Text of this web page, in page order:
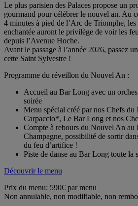
Le plus parisien des Palaces propose un
gourmand pour célébrer le nouvel an. Au
4 minutes à pied de l’Arc de Triomphe,
enchantée auront le privilège de voir les
depuis l’Avenue Hoche.
Avant le passage à l’année 2026, passez
cette Saint Sylvestre !
Programme du réveillon du Nouvel An :
Accueil au Bar Long avec un
soirée
Menu spécial créé par nos Chefs du
Carpaccio*, Le Bar Long et nos
Compte à rebours du Nouvel An au
Champagne, possibilité de sortir
du feu d’artifice !
Piste de danse au Bar Long toute la
Découvrir le menu
Prix du menu: 590€ par menu
Non annulable, non modifiable, non